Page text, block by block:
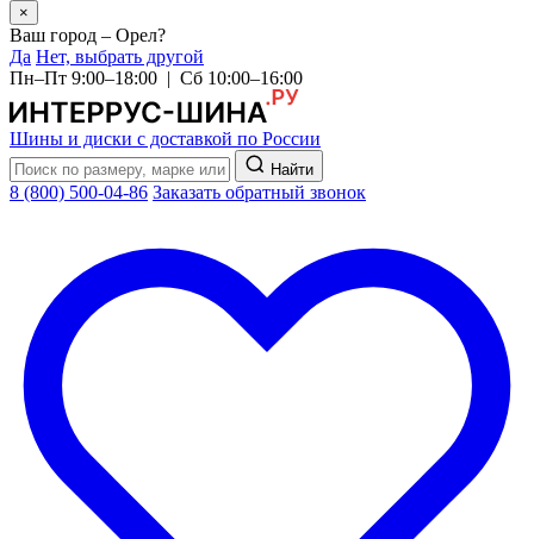
×
Ваш город – Орел?
Да Нет, выбрать другой
Пн–Пт 9:00–18:00 | Сб 10:00–16:00
Шины и диски с доставкой по России
Найти
8 (800) 500-04-86 Заказать обратный звонок